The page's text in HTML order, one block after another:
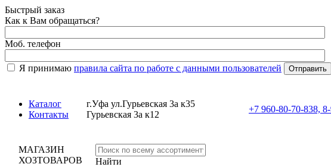
Быстрый заказ
Как к Вам обращаться?
Моб. телефон
Я принимаю правила сайта по работе с данными пользователей
Каталог
Контакты
г.Уфа ул.Гурьевская 3а к35
Гурьевская 3а к12
+7 960-80-70-838,
МАГАЗИН
ХОЗТОВАРОВ
Найти